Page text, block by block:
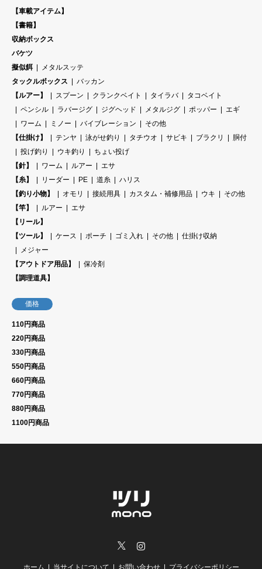
【車載アイテム】
【書籍】
収納ボックス
バケツ
擬似餌
メタルスッテ
タックルボックス
バッカン
【ルアー】
スプーン クランクベイト タイラバ
タコベイト
ペンシル
ラバージグ ジグヘッド メタルジグ ポッパー
エギ
ワーム
ミノー バイブレーション
その他
【仕掛け】
テンヤ 泳がせ釣り タチウオ サビキ ブラクリ
胴付
投げ釣り
ウキ釣り
ちょい投げ
【針】
ワーム ルアー
エサ
【糸】
リーダー PE 道糸
ハリス
【釣り小物】
オモリ 接続用具 カスタム・補修用品 ウキ
その他
【竿】
ルアー
エサ
【リール】
【ツール】
ケース ポーチ ゴミ入れ その他
仕掛け収納
メジャー
【アウトドア用品】
保冷剤
【調理道具】
価格
110円商品
220円商品
330円商品
550円商品
660円商品
770円商品
880円商品
1100円商品